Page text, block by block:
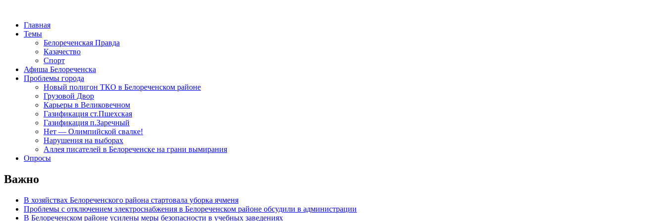
Главная
Темы
Белореченская Правда
Казачество
Спорт
Афиша Белореченска
Проблемы города
Новый полигон ТКО в Белореченском районе
Грузовой Двор
Карьеры в Великовечном
Газификация ст.Пшехская
Газификация п.Заречный
Нет — Олимпийской свалке!
Нарушения на выборах
Аллея писателей в Белореченске на грани вымирания
Опросы
Важно
В хозяйствах Белореченского района стартовала уборка ячменя
Проблемы с отключением электроснабжения в Белореченском районе обсудили в администрации
В Белореченском районе усилены меры безопасности в учебных заведениях